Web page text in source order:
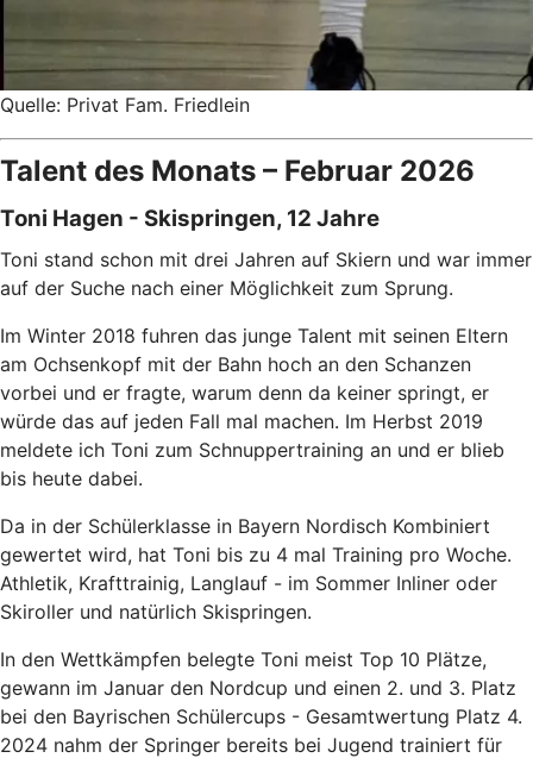
Quelle: Privat Fam. Friedlein
Talent des Monats – Februar 2026
Toni Hagen - Skispringen, 12 Jahre
Toni stand schon mit drei Jahren auf Skiern und war immer
auf der Suche nach einer Möglichkeit zum Sprung.
Im Winter 2018 fuhren das junge Talent mit seinen Eltern
am Ochsenkopf mit der Bahn hoch an den Schanzen
vorbei und er fragte, warum denn da keiner springt, er
würde das auf jeden Fall mal machen. Im Herbst 2019
meldete ich Toni zum Schnuppertraining an und er blieb
bis heute dabei.
Da in der Schülerklasse in Bayern Nordisch Kombiniert
gewertet wird, hat Toni bis zu 4 mal Training pro Woche.
Athletik, Krafttrainig, Langlauf - im Sommer Inliner oder
Skiroller und natürlich Skispringen.
In den Wettkämpfen belegte Toni meist Top 10 Plätze,
gewann im Januar den Nordcup und einen 2. und 3. Platz
bei den Bayrischen Schülercups - Gesamtwertung Platz 4.
2024 nahm der Springer bereits bei Jugend trainiert für